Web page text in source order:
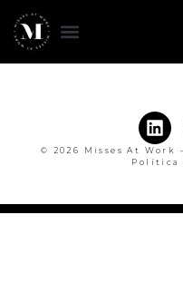
© 2026 Misses At Work
Política